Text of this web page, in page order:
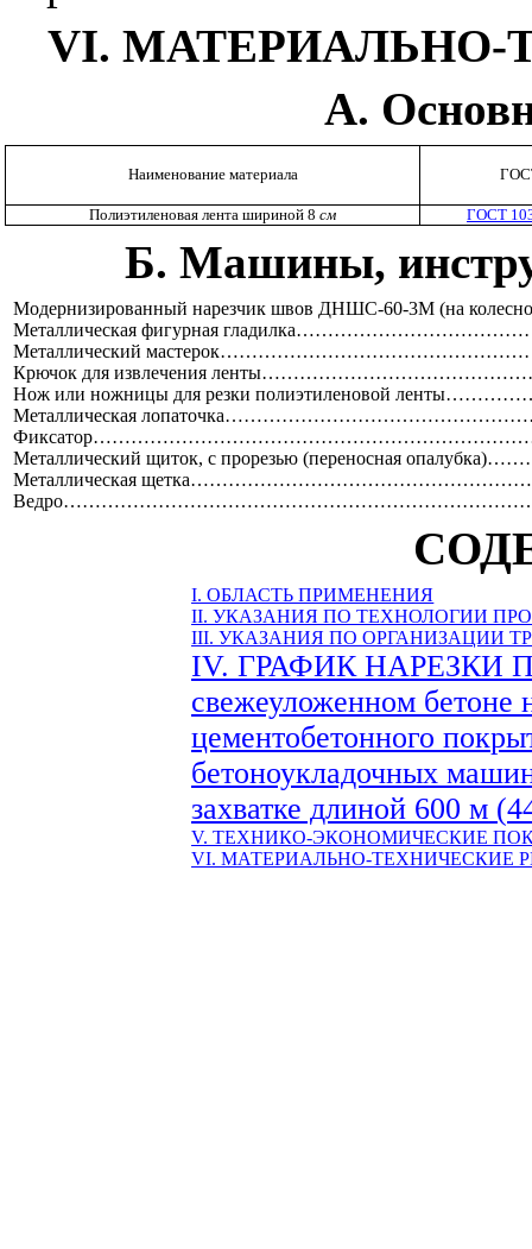
VI.
А.
Наименование материала
Полиэтиленовая лента шириной 8 см ГОСТ
Б. Машины,
Модернизированный нарезчик швов ДНШС-60-3М (на
Металлическая фигурная
Металлический
Крючок для извлечения
Нож или ножницы для резки полиэтиленовой
Металлическая
Металлический щиток, с прорезью (переносная
Металлическая
Ведро
I. ОБЛАСТЬ ПРИМЕНЕНИЯ
II. УКАЗАНИЯ ПО ТЕХНОЛОГИИ
III. УКАЗАНИЯ ПО ОРГАНИЗАЦИИ
IV. ГРАФИК
свежеуложенном бетоне
цементобетонного
бетоноукладочных
захватке длиной 600 м (
V. ТЕХНИКО-ЭКОНОМИЧЕСКИЕ
VI. МАТЕРИАЛЬНО-ТЕХНИЧЕСКИЕ